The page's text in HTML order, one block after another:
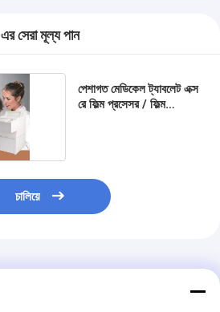
এর সেরা মূল্য পান
পেশাগত মেডিকেল ট্যাবলেট এক্স
রে ফিল্ম প্রসেসর / ফিল্ম
চালিয়ে